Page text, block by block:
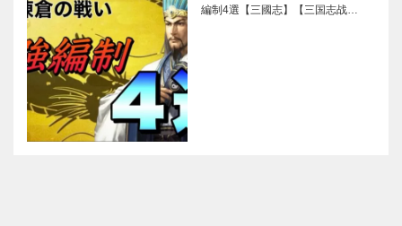
編制4選【三國志】【三国志战…